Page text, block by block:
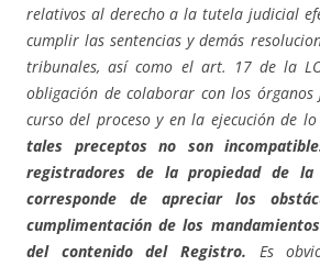
relativos al derecho a la tutela judicial
cumplir las sentencias y demás
tribunales, así como el art. 17 de la
obligación de colaborar con los órganos
curso del proceso y en la ejecución de
tales preceptos no son
registradores de la propiedad de la
corresponde de apreciar los
cumplimentación de los
del contenido del Registro. Es